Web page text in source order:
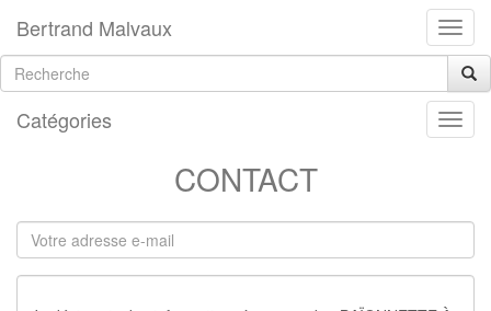
Bertrand Malvaux
Catégories
CONTACT